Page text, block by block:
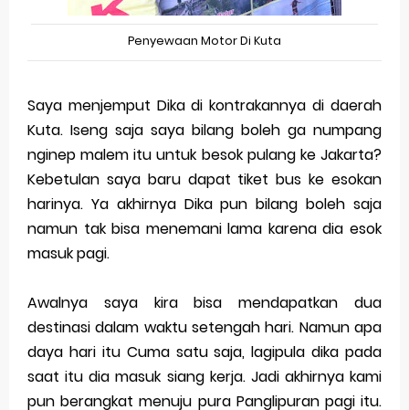
Penyewaan Motor Di Kuta
Saya menjemput Dika di kontrakannya di daerah
Kuta. Iseng saja saya bilang boleh ga numpang
nginep malem itu untuk besok pulang ke Jakarta?
Kebetulan saya baru dapat tiket bus ke esokan
harinya. Ya akhirnya Dika pun bilang boleh saja
namun tak bisa menemani lama karena dia esok
masuk pagi.
Awalnya saya kira bisa mendapatkan dua
destinasi dalam waktu setengah hari. Namun apa
daya hari itu Cuma satu saja, lagipula dika pada
saat itu dia masuk siang kerja. Jadi akhirnya kami
pun berangkat menuju pura Panglipuran pagi itu.